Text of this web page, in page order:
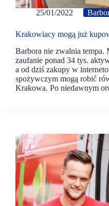
25/01/2022
Krakowiacy mogą już
Barbora nie zwalnia tempa.
zaufanie ponad 34 tys.
a od dziś zakupy w
spożywczym mogą robić
Krakowa. Po niedawnym